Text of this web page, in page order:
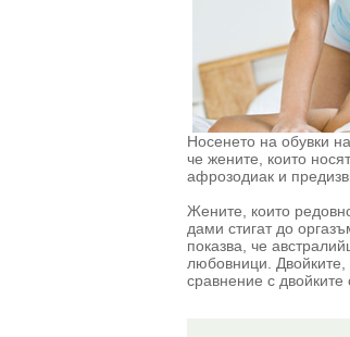
Носенето на обувки
че жените, които
афрозодиак и
Жените, които
дами стигат до
показва, че
любовници. Двойките,
сравнение с двойките